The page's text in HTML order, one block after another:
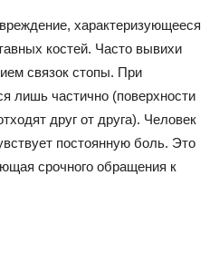
характеризующееся
костей. Часто вывихи
связок стопы. При
лишь частично (поверхности
друг от друга). Человек
постоянную боль. Это
срочного обращения к